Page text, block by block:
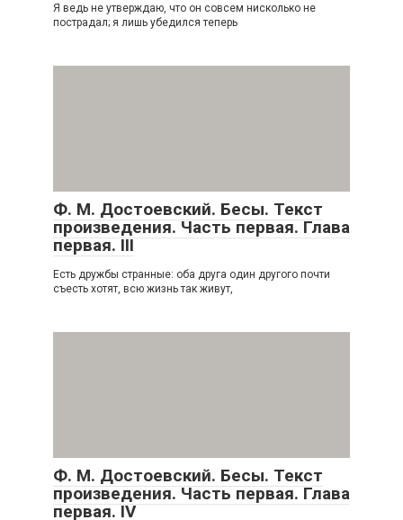
Я ведь не утверждаю, что он совсем нисколько не
пострадал; я лишь убедился теперь
Ф. М. Достоевский. Бесы. Текст
произведения. Часть первая. Глава
первая. III
Есть дружбы странные: оба друга один другого почти
съесть хотят, всю жизнь так живут,
Ф. М. Достоевский. Бесы. Текст
произведения. Часть первая. Глава
первая. IV